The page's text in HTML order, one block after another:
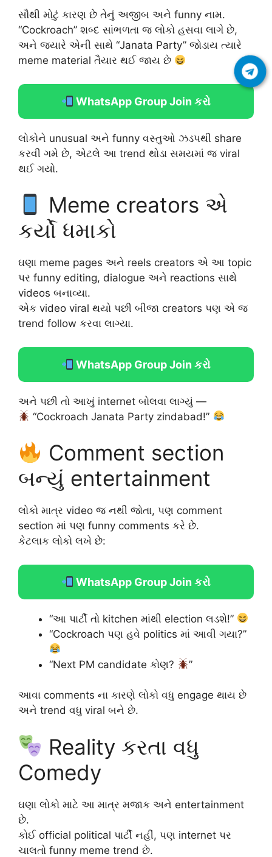
સૌથી મોટું કારણ છે તેનું અજીબ અને funny નામ.
“Cockroach” શબ્દ સાંભળતા જ લોકો હસવા લાગે છે,
અને જ્યારે એની સાથે “Janata Party” જોડાય ત્યારે
meme material તૈયાર થઈ જાય છે
WhatsApp Group Join કરો
લોકોને unusual અને funny વસ્તુઓ ઝડપથી share
કરવી ગમે છે, એટલે આ trend થોડા સમયમાં જ viral
થઈ ગયો.
Meme creators એ
કર્યો ધમાકો
ઘણા meme pages અને reels creators એ આ topic
પર funny editing, dialogue અને reactions સાથે
videos બનાવ્યા.
એક video viral થયો પછી બીજા creators પણ એ જ
trend follow કરવા લાગ્યા.
WhatsApp Group Join કરો
અને પછી તો આખું internet બોલવા લાગ્યું —
“Cockroach Janata Party zindabad!”
Comment section
બન્યું entertainment
લોકો માત્ર video જ નથી જોતા, પણ comment
section માં પણ funny comments કરે છે.
કેટલાક લોકો લખે છે:
WhatsApp Group Join કરો
“આ પાર્ટી તો kitchen માંથી election લડશે!”
“Cockroach પણ હવે politics માં આવી ગયા?”
“Next PM candidate કોણ? ”
આવા comments ના કારણે લોકો વધુ engage થાય છે
અને trend વધુ viral બને છે.
Reality કરતા વધુ
Comedy
ઘણા લોકો માટે આ માત્ર મજાક અને entertainment
છે.
કોઈ official political પાર્ટી નહીં, પણ internet પર
ચાલતો funny meme trend છે.